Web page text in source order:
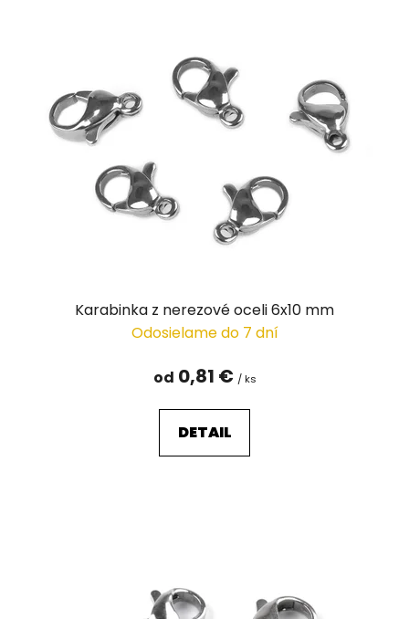
Karabinka z nerezové oceli 6x10 mm
Odosielame do 7 dní
od 0,81 € / ks
DETAIL